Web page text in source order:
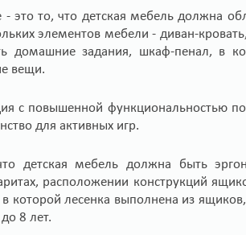
это то, что детская мебель должна
элементов мебели - диван-
домашние задания, шкаф-пенал, в
вещи.
с повышенной функциональностью
для активных игр.
детская мебель должна быть
расположении конструкций
в которой лесенка выполнена из
8 лет.